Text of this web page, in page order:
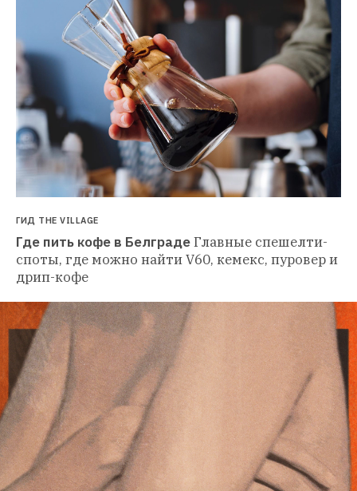
ГИД THE VILLAGE
Где пить кофе в БелградеГлавные спешелти-
споты, где можно найти V60, кемекс, пуровер и
дрип-кофе